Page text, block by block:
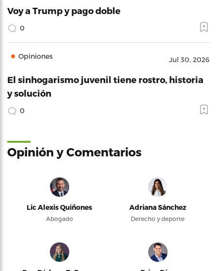
Voy a Trump y pago doble
0
Opiniones Jul 30, 2026
El sinhogarismo juvenil tiene rostro, historia
y solución
0
Opinión y Comentarios
Lic Alexis Quiñones
Abogado
Adriana Sánchez
Derecho y deporte